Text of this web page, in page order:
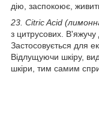
дію, заспокоює,
23. Citric Acid
з цитрусових. В'яжучу
Застосовується для
Відлущуючи шкіру,
шкіри, тим самим